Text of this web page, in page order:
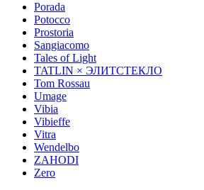
Porada
Potocco
Prostoria
Sangiacomo
Tales of Light
TATLIN × ЭЛИТСТЕКЛО
Tom Rossau
Umage
Vibia
Vibieffe
Vitra
Wendelbo
ZAHODI
Zero